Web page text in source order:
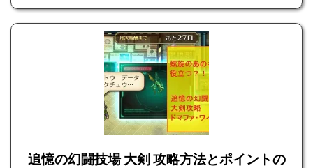
追憶の幻闘技場 大剣 攻略方法とポイントの